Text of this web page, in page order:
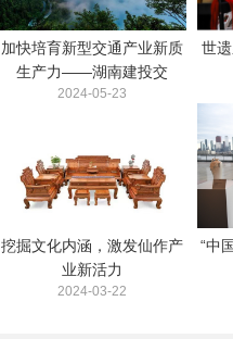
加快培育新型交通产业新质
生产力——湖南建投交
2024-05-23
世
挖掘文化内涵，激发仙作产
业新活力
2024-03-22
“中